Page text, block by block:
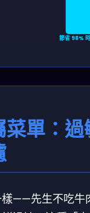
節省 98%
單：過
樣——先生不吃牛